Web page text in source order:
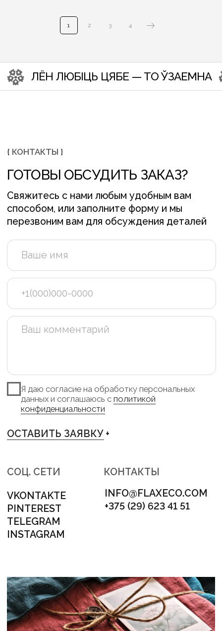
1 2 3 4
+375 (29) 623 41 51
INFO@FLAXECO.COM
НАШ E-MAIL
VKONTAKTE +
PINTEREST +
ПУБЛИКАЦИИ
ДОСТАВКА И ОПЛАТА
КАК ЗДЕСЬ ВСЕ УСТРОЕНО
INSTAGRAM +
TELEGRAM +